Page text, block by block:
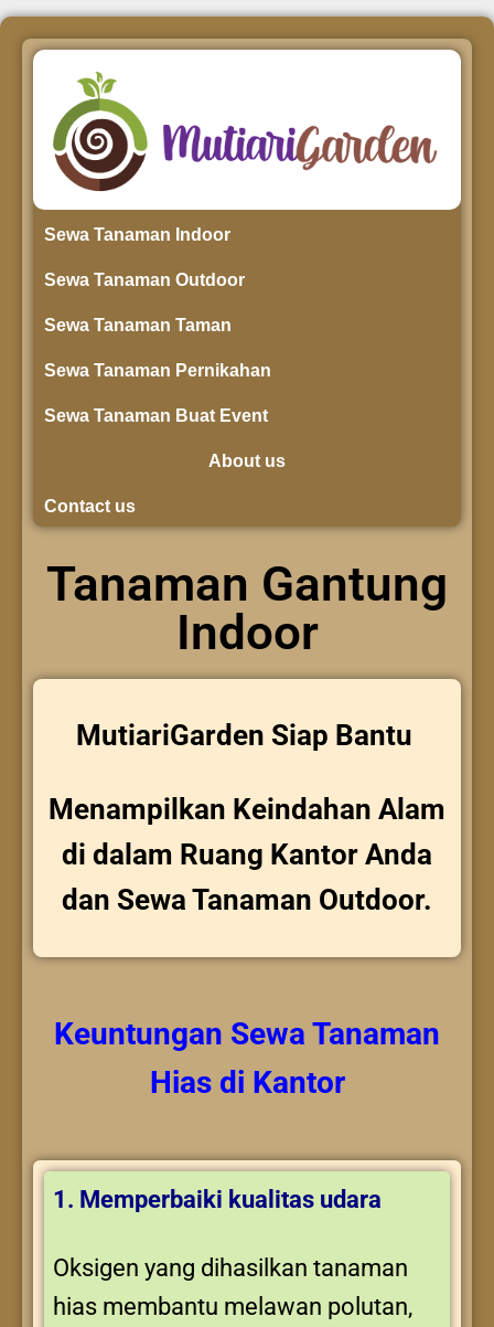
Sewa Tanaman Indoor
Sewa Tanaman Outdoor
Sewa Tanaman Taman
Sewa Tanaman Pernikahan
Sewa Tanaman Buat Event
About us
Contact us
Tanaman Gantung
Indoor
MutiariGarden Siap Bantu
Menampilkan Keindahan Alam
di dalam Ruang Kantor Anda
dan Sewa Tanaman Outdoor.
Keuntungan Sewa Tanaman
Hiasdi Kantor
1. Memperbaiki kualitas udara
Oksigen yang dihasilkan tanaman
hias membantu melawan polutan,